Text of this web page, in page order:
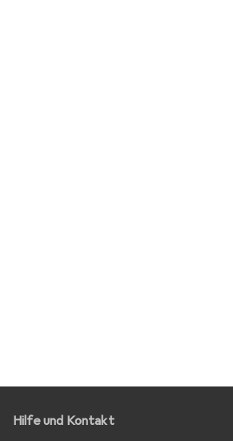
Hilfe und Kontakt